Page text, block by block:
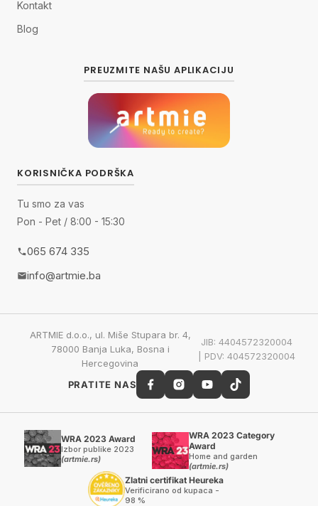
Kontakt
Blog
PREUZMITE NAŠU APLIKACIJU
KORISNIČKA PODRŠKA
Tu smo za vas
Pon - Pet / 8:00 - 15:30
065 674 335
info@artmie.ba
ARTMIE d.o.o., ul. Miše Stupara br. 4,
78000 Banja Luka, Bosna i
Hercegovina
JIB: 4404572320004
| PDV: 404572320004
PRATITE NAS
WRA 2023 Award
Izbor publike 2023
(artmie.rs)
WRA 2023 Category
Award
Home and garden
(artmie.rs)
Zlatni certifikat Heureka
Verificirano od kupaca -
98 %